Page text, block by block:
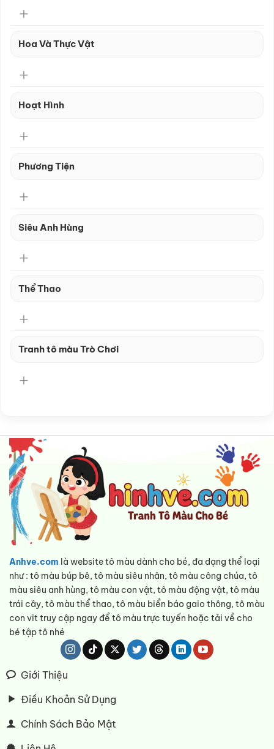
Hoa Và Thực Vật
Hoạt Hình
Phương Tiện
Siêu Anh Hùng
Thể Thao
Tranh tô màu Trò Chơi
Anhve.com là website tô màu dành cho bé, đa dạng thể loại
như : tô màu búp bê, tô màu siêu nhân, tô màu công chúa, tô
màu siêu anh hùng, tô màu con vật, tô màu động vật, tô màu
trái cây, tô màu thể thao, tô màu biển báo gaio thông, tô màu
con vit truy cập ngay để tô màu trực tuyến hoặc tải về cho
bé tập tô nhé
Giới Thiệu
Điều Khoản Sử Dụng
Chính Sách Bảo Mật